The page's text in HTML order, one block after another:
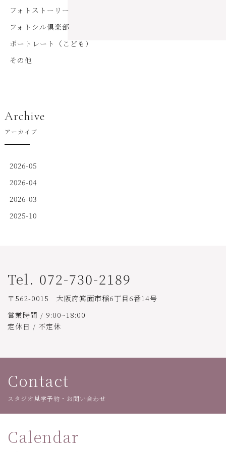
フォトストーリー
フォトシル倶楽部
ポートレート（こども）
その他
Archive
アーカイブ
2026-05
2026-04
2026-03
2025-10
Tel. 072-730-2189
〒562-0015 大阪府箕面市稲6丁目6番14号
営業時間 / 9:00~18:00
定休日 / 不定休
Contact
スタジオ見学予約・お問い合わせ
Calendar